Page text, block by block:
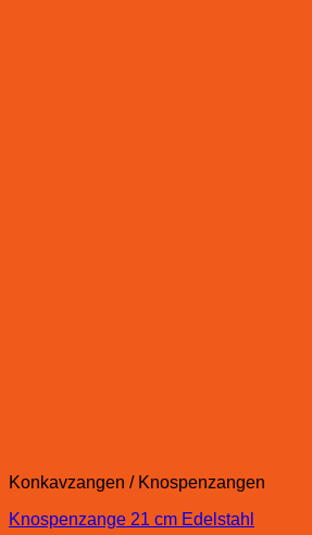
Konkavzangen / Knospenzangen
Knospenzange 21 cm Edelstahl